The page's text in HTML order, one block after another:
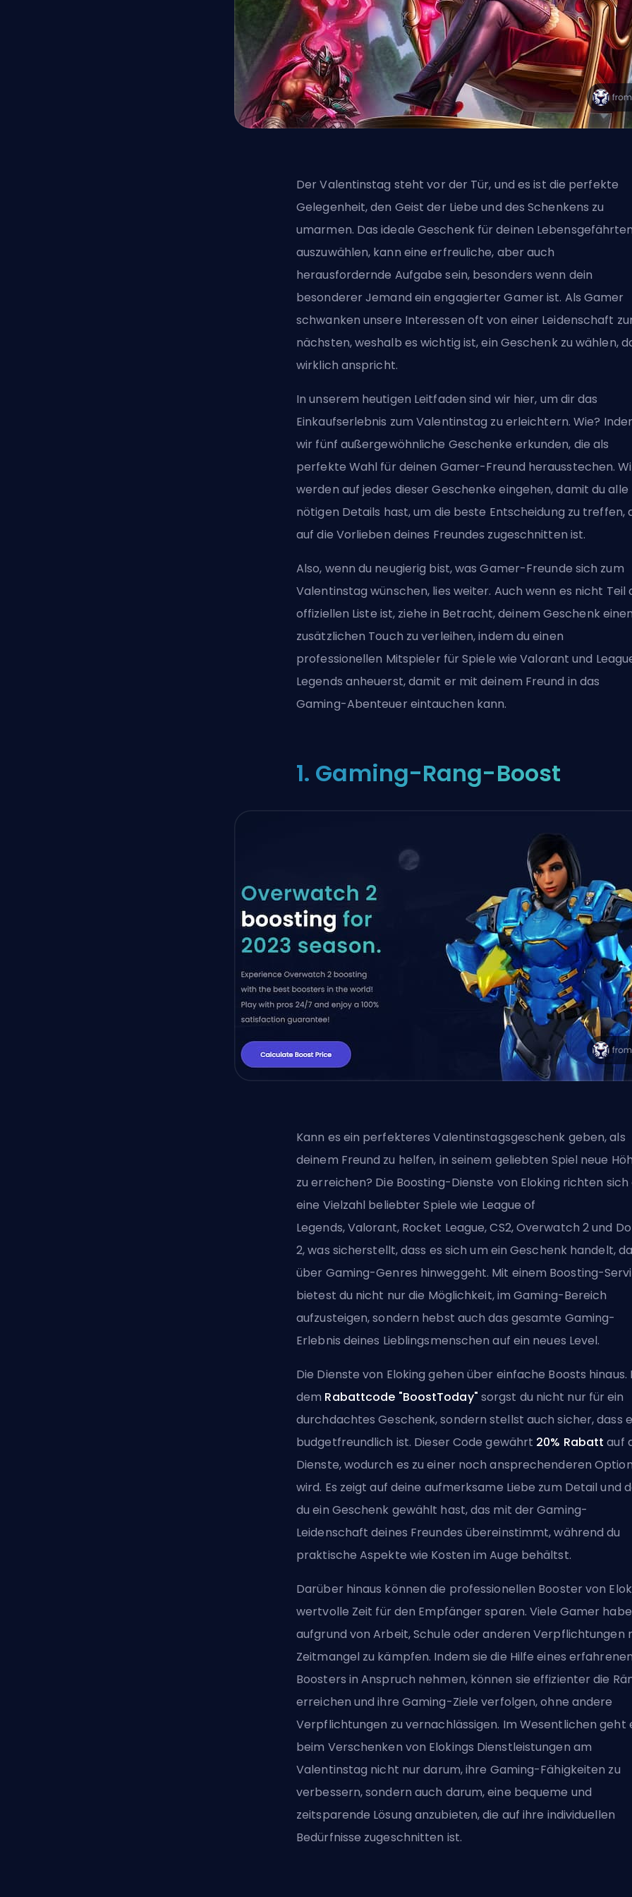
Der Valentinstag steht vor der Tür, und es ist die perfekte
Gelegenheit, den Geist der Liebe und des Schenkens zu
umarmen. Das ideale Geschenk für deinen
auszuwählen, kann eine erfreuliche, aber auch
herausfordernde Aufgabe sein, besonders wenn dein
besonderer Jemand ein engagierter Gamer ist. Als Gamer
schwanken unsere Interessen oft von einer Leidenschaft
nächsten, weshalb es wichtig ist, ein Geschenk zu wählen,
wirklich anspricht.
In unserem heutigen Leitfaden sind wir hier, um dir das
Einkaufserlebnis zum Valentinstag zu erleichtern. Wie?
wir fünf außergewöhnliche Geschenke erkunden, die als
perfekte Wahl für deinen Gamer-Freund herausstechen.
werden auf jedes dieser Geschenke eingehen, damit du alle
nötigen Details hast, um die beste Entscheidung zu treffen,
auf die Vorlieben deines Freundes zugeschnitten ist.
Also, wenn du neugierig bist, was Gamer-Freunde sich zum
Valentinstag wünschen, lies weiter. Auch wenn es nicht Teil
offiziellen Liste ist, ziehe in Betracht, deinem Geschenk
zusätzlichen Touch zu verleihen, indem dueinen
professionellen Mitspieler für Spiele wieValorant und
Legends anheuerst, damit er mit deinem Freund in das
Gaming-Abenteuer eintauchen kann.
1. Gaming-Rang-Boost
Kann es ein perfekteres Valentinstagsgeschenk geben, als
deinem Freund zu helfen, in seinem geliebten Spiel neue
zu erreichen? Die Boosting-Dienste von Eloking richten sich
eine Vielzahl beliebter Spiele wie League of
Legends,Valorant, Rocket League,CS2,Overwatch 2und
2, was sicherstellt, dass es sich um ein Geschenk handelt,
über Gaming-Genres hinweggeht. Mit einem Boosting-
bietest du nicht nur die Möglichkeit, im Gaming-Bereich
aufzusteigen, sondern hebst auch das gesamte Gaming-
Erlebnis deines Lieblingsmenschen auf ein neues Level.
Die Dienste von Eloking gehen über einfache Boosts hinaus.
dem Rabattcode "BoostToday" sorgst du nicht nur für ein
durchdachtes Geschenk, sondern stellst auch sicher, dass
budgetfreundlich ist. Dieser Code gewährt 20% Rabatt auf
Dienste, wodurch es zu einer noch ansprechenderen
wird. Es zeigt auf deine aufmerksame Liebe zum Detail und
du ein Geschenk gewählt hast, das mit der Gaming-
Leidenschaft deines Freundes übereinstimmt, während du
praktische Aspekte wie Kosten im Auge behältst.
Darüber hinaus können die professionellen Booster von
wertvolle Zeit für den Empfänger sparen. Viele Gamer
aufgrund von Arbeit, Schule oder anderen Verpflichtungen
Zeitmangel zu kämpfen. Indem sie die Hilfe eines
Boosters in Anspruch nehmen, können sie effizienter die
erreichen und ihre Gaming-Ziele verfolgen, ohne andere
Verpflichtungen zu vernachlässigen. Im Wesentlichen geht
beim Verschenken von Elokings Dienstleistungen am
Valentinstag nicht nur darum, ihre Gaming-Fähigkeiten zu
verbessern, sondern auch darum, eine bequeme und
zeitsparende Lösung anzubieten, die auf ihre individuellen
Bedürfnisse zugeschnitten ist.